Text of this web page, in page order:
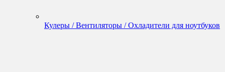
Кулеры / Вентиляторы / Охладители для ноутбуков